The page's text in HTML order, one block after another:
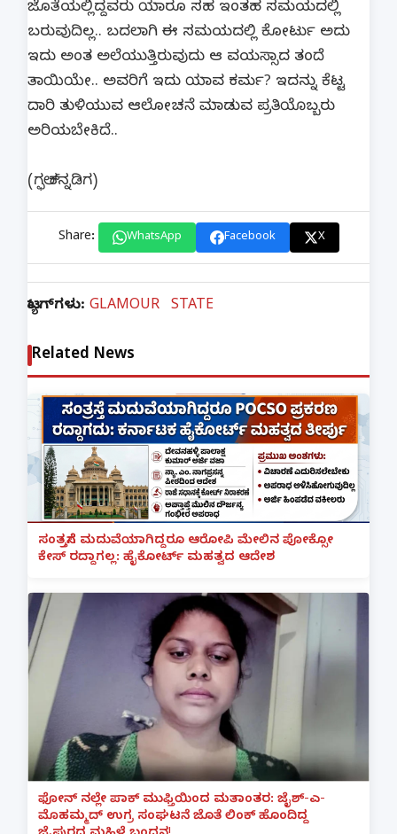
ಜೊತೆಯಲ್ಲಿದ್ದವರು ಯಾರೂ ಸಹ ಇಂತಹ ಸಮಯದಲ್ಲಿ
ಬರುವುದಿಲ್ಲ.. ಬದಲಾಗಿ ಈ ಸಮಯದಲ್ಲಿ ಕೋರ್ಟು ಅದು
ಇದು ಅಂತ ಅಲೆಯುತ್ತಿರುವುದು ಆ ವಯಸ್ಸಾದ ತಂದೆ
ತಾಯಿಯೇ.. ಅವರಿಗೆ ಇದು ಯಾವ ಕರ್ಮ? ಇದನ್ನು ಕೆಟ್ಟ
ದಾರಿ ತುಳಿಯುವ ಆಲೋಚನೆ ಮಾಡುವ ಪ್ರತಿಯೊಬ್ಬರು
ಅರಿಯಬೇಕಿದೆ..
(ಗಲ್ಫ್ ಕನ್ನಡಿಗ)
Share: WhatsApp Facebook X
ಟ್ಯಾಗ್‌ಗಳು: GLAMOUR STATE
Related News
ಸಂತ್ರಸ್ತೆಗೆ ಮದುವೆಯಾಗಿದ್ದರೂ ಆರೋಪಿ ಮೇಲಿನ ಪೋಕ್ಸೋ
ಕೇಸ್ ರದ್ದಾಗಲ್ಲ: ಹೈಕೋರ್ಟ್ ಮಹತ್ವದ ಆದೇಶ
ಫೋನ್ ನಲ್ಲೇ ಪಾಕ್ ಮುಫ್ತಿಯಿಂದ ಮತಾಂತರ: ಜೈಶ್-ಎ-
ಮೊಹಮ್ಮದ್ ಉಗ್ರ ಸಂಘಟನೆ ಜೊತೆ ಲಿಂಕ್ ಹೊಂದಿದ್ದ